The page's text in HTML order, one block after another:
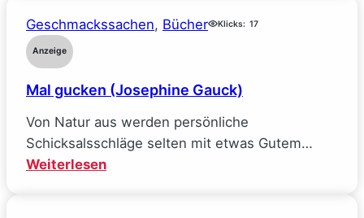
(Sarah
Geschmackssachen, Bücher Klicks: 17
Anzeige
Mal gucken (Josephine Gauck)
Von Natur aus werden persönliche
Schicksalsschläge selten mit etwas Gutem…
Weiterlesen: